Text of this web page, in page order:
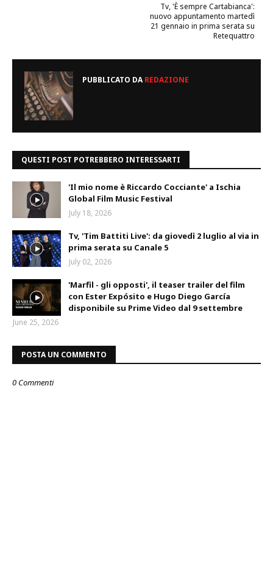
Tv, 'È sempre Cartabianca':
nuovo appuntamento martedì
21 gennaio in prima serata su
Retequattro
PUBBLICATO DAREDAZIONE
QUESTI POST POTREBBERO INTERESSARTI
'Il mio nome è Riccardo Cocciante' a Ischia
Global Film Music Festival
July 18, 2026
Tv, 'Tim Battiti Live': da giovedì 2 luglio al via in
prima serata su Canale 5
July 02, 2026
'Marfil - gli opposti', il teaser trailer del film
con Ester Expósito e Hugo Diego García
disponibile su Prime Video dal 9 settembre
June 25, 2026
POSTA UN COMMENTO
0 Commenti